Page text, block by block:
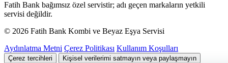
Fatih Bank bağımsız özel servistir; adı geçen markaların yetkili
servisi değildir.
© 2026 Fatih Bank Kombi ve Beyaz Eşya Servisi
Aydınlatma Metni Çerez Politikası Kullanım Koşulları
Çerez tercihleri Kişisel verilerimi satmayın veya paylaşmayın